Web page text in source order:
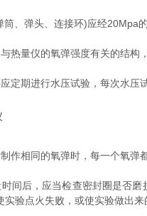
弹头、连接环)应经20Mpa的
量仪的氧弹强度有关的结构，
期进行水压试验，每次水压试
相同的氧弹时，每一个氧弹都
后，应当检查密封圈是否磨
验点火失败，或使实验做出